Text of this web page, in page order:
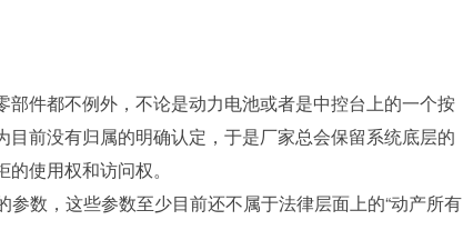
件都不例外，不论是动力电池或者是中控台上的一个按
前没有归属的明确认定，于是厂家总会保留系统底层的
使用权和访问权。
数，这些参数至少目前还不属于法律层面上的“动产所有